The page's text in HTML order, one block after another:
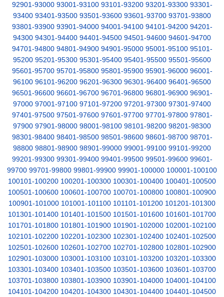
92901-93000 93001-93100 93101-93200 93201-93300 93301-
93400 93401-93500 93501-93600 93601-93700 93701-93800
93801-93900 93901-94000 94001-94100 94101-94200 94201-
94300 94301-94400 94401-94500 94501-94600 94601-94700
94701-94800 94801-94900 94901-95000 95001-95100 95101-
95200 95201-95300 95301-95400 95401-95500 95501-95600
95601-95700 95701-95800 95801-95900 95901-96000 96001-
96100 96101-96200 96201-96300 96301-96400 96401-96500
96501-96600 96601-96700 96701-96800 96801-96900 96901-
97000 97001-97100 97101-97200 97201-97300 97301-97400
97401-97500 97501-97600 97601-97700 97701-97800 97801-
97900 97901-98000 98001-98100 98101-98200 98201-98300
98301-98400 98401-98500 98501-98600 98601-98700 98701-
98800 98801-98900 98901-99000 99001-99100 99101-99200
99201-99300 99301-99400 99401-99500 99501-99600 99601-
99700 99701-99800 99801-99900 99901-100000 100001-100100
100101-100200 100201-100300 100301-100400 100401-100500
100501-100600 100601-100700 100701-100800 100801-100900
100901-101000 101001-101100 101101-101200 101201-101300
101301-101400 101401-101500 101501-101600 101601-101700
101701-101800 101801-101900 101901-102000 102001-102100
102101-102200 102201-102300 102301-102400 102401-102500
102501-102600 102601-102700 102701-102800 102801-102900
102901-103000 103001-103100 103101-103200 103201-103300
103301-103400 103401-103500 103501-103600 103601-103700
103701-103800 103801-103900 103901-104000 104001-104100
104101-104200 104201-104300 104301-104400 104401-104500